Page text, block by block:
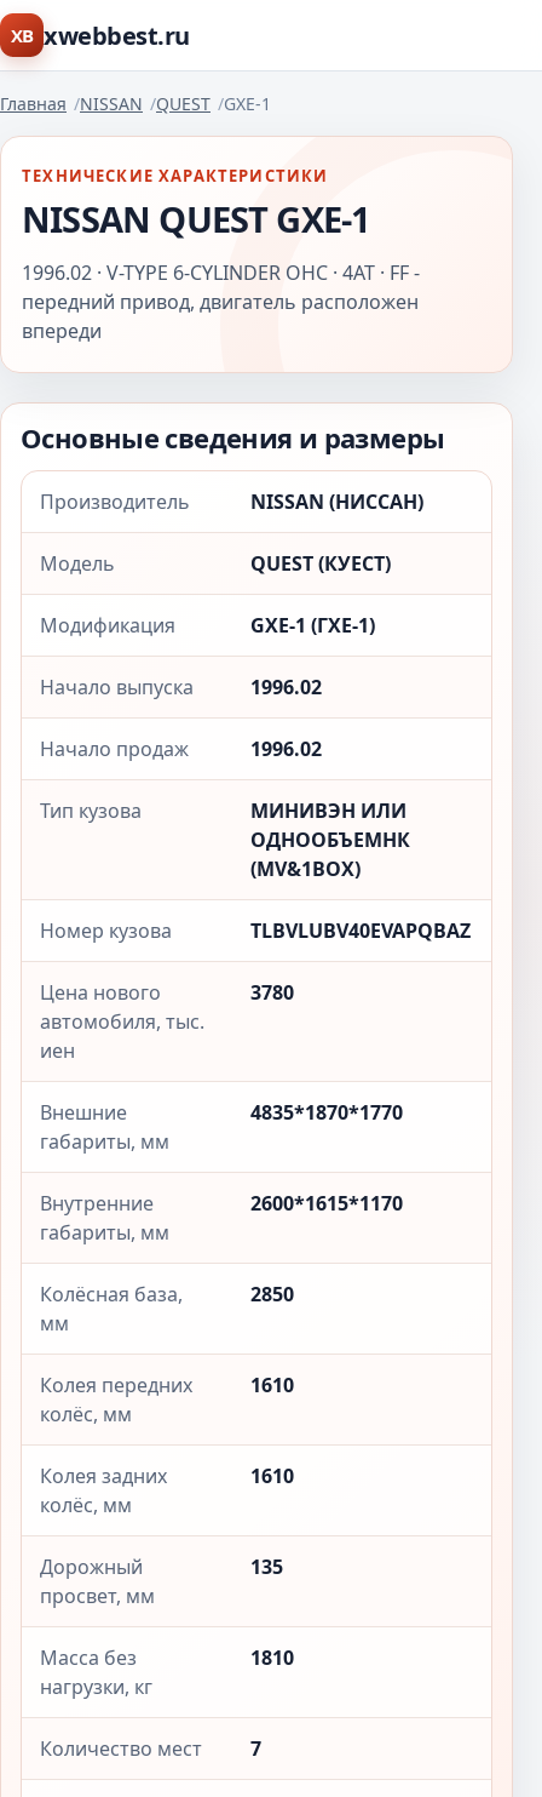
XB xwebbest.ru
Главная NISSAN QUEST GXE-1
ТЕХНИЧЕСКИЕ ХАРАКТЕРИСТИКИ
NISSAN QUEST GXE-1
1996.02 · V-TYPE 6-CYLINDER OHC · 4AT · FF -
передний привод, двигатель расположен
впереди
Основные сведения и размеры
Производитель NISSAN (НИССАН)
Модель QUEST (КУЕСТ)
Модификация GXE-1 (ГXЕ-1)
Начало выпуска 1996.02
Начало продаж 1996.02
Тип кузова
МИНИВЭН ИЛИ
ОДНООБЪЕМНК
(MV&1BOX)
Номер кузова TLBVLUBV40EVAPQBAZ
Цена нового
автомобиля, тыс.
иен
3780
Внешние
габариты, мм
4835*1870*1770
Внутренние
габариты, мм
2600*1615*1170
Колёсная база,
мм
2850
Колея передних
колёс, мм
1610
Колея задних
колёс, мм
1610
Дорожный
просвет, мм
135
Масса без
нагрузки, кг
1810
Количество мест 7